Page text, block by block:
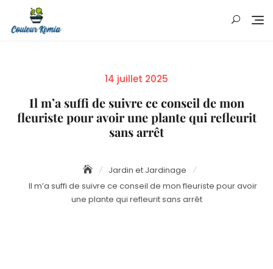
content
Posted
14 juillet 2025
Il m’a suffi de suivre ce conseil de mon
fleuriste pour avoir une plante qui refleurit
sans arrêt
Jardin et Jardinage
Il m’a suffi de suivre ce conseil de mon fleuriste pour avoir
une plante qui refleurit sans arrêt